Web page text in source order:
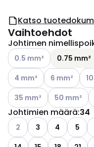
Katso
Vaihtoehdot
Johtimen
Katso käytettävissä
0.5 mm² 0.75 mm²
Katso käytettävissä
4 mm² Katso
6 mm²
Katso käytettävissä
35 mm² Katso
50 mm²
Johtimien määrä:34
Katso käytettävissä
2 3 4 5